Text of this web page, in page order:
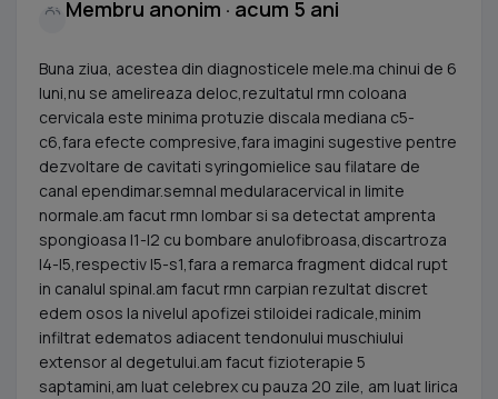
Membru anonim · acum 5 ani
Buna ziua, acestea din diagnosticele mele.ma chinui de 6
luni,nu se amelireaza deloc,rezultatul rmn coloana
cervicala este minima protuzie discala mediana c5-
c6,fara efecte compresive,fara imagini sugestive pentre
dezvoltare de cavitati syringomielice sau filatare de
canal ependimar.semnal medularacervical in limite
normale.am facut rmn lombar si sa detectat amprenta
spongioasa l1-l2 cu bombare anulofibroasa,discartroza
l4-l5,respectiv l5-s1,fara a remarca fragment didcal rupt
in canalul spinal.am facut rmn carpian rezultat discret
edem osos la nivelul apofizei stiloidei radicale,minim
infiltrat edematos adiacent tendonului muschiului
extensor al degetului.am facut fizioterapie 5
saptamini,am luat celebrex cu pauza 20 zile, am luat lirica